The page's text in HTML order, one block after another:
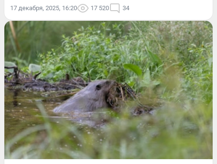
17 декабря, 2025, 16:20 17 520 34